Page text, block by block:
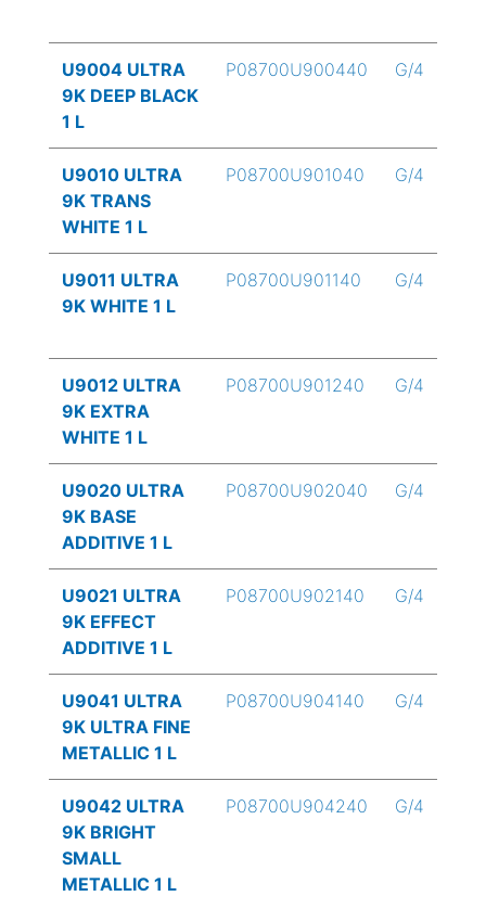
U9004 ULTRA
9K DEEP BLACK
1 L
P08700U900440 G/4
U9010 ULTRA
9K TRANS
WHITE 1 L
P08700U901040 G/4
U9011 ULTRA
9K WHITE 1 L
P08700U901140 G/4
U9012 ULTRA
9K EXTRA
WHITE 1 L
P08700U901240 G/4
U9020 ULTRA
9K BASE
ADDITIVE 1 L
P08700U902040 G/4
U9021 ULTRA
9K EFFECT
ADDITIVE 1 L
P08700U902140 G/4
U9041 ULTRA
9K ULTRA FINE
METALLIC 1 L
P08700U904140 G/4
U9042 ULTRA
9K BRIGHT
SMALL
METALLIC 1 L
P08700U904240 G/4